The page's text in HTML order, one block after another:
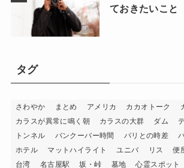
ておきたいこと
タグ
さわやか まとめ アメリカ カカオトーク
カラスが異常に鳴く朝
カラスの大群 ダム
トンネル
バンクーバー時間 パリとの時差
ホテル
マットハイライト ユニバ リス 便
台湾
名古屋駅 坂・峠 墓地 心霊スポット